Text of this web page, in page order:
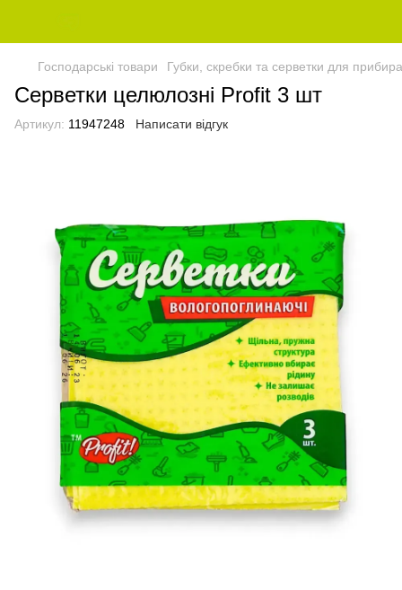
Господарські товари Губки, скребки та серветки для
Серветки целюлозні Profit 3 шт
Артикул: 11947248 Написати відгук